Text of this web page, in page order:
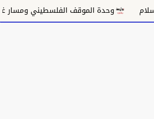
وحدة الموقف الفلسطيني ومسار غزة